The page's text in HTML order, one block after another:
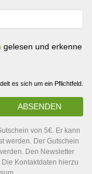
gelesen und erkenne
es sich um ein Pflichtfeld.
ABSENDEN
von 5€. Er kann
werden. Der Gutschein
Den Newsletter
Kontaktdaten hierzu